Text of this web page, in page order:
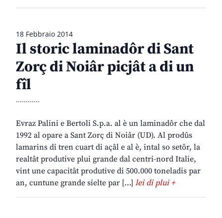
18 Febbraio 2014
Il storic laminadôr di Sant
Zorç di Noiâr picjât a di un
fîl
............
Evraz Palini e Bertoli S.p.a. al è un laminadôr che dal
1992 al opare a Sant Zorç di Noiâr (UD). Al prodûs
lamarins di tren cuart di açâl e al è, intal so setôr, la
realtât produtive plui grande dal centri-nord Italie,
vint une capacitât produtive di 500.000 toneladis par
an, cuntune grande sielte par […] lei di plui +